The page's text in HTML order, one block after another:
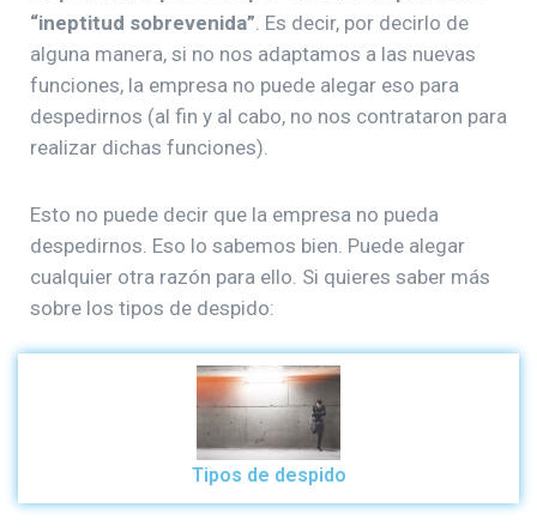
“ineptitud sobrevenida” . Es decir, por decirlo de
alguna manera, si no nos adaptamos a las nuevas
funciones, la empresa no puede alegar eso para
despedirnos (al fin y al cabo, no nos contrataron para
realizar dichas funciones).
Esto no puede decir que la empresa no pueda
despedirnos. Eso lo sabemos bien. Puede alegar
cualquier otra razón para ello. Si quieres saber más
sobre los tipos de despido:
Tipos de despido